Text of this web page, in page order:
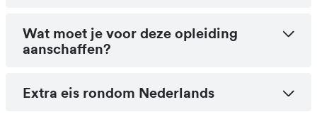
Wat moet je voor deze opleiding
aanschaffen?
Extra eis rondom Nederlands